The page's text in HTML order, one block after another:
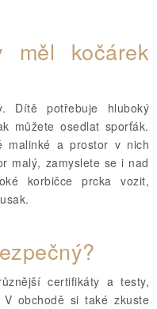
měl kočárek
Dítě potřebuje hluboký
můžete osedlat sporťák.
malinké a prostor v nich
malý, zamyslete se i nad
korbičce prcka vozit,
certifikáty a testy,
obchodě si také zkuste